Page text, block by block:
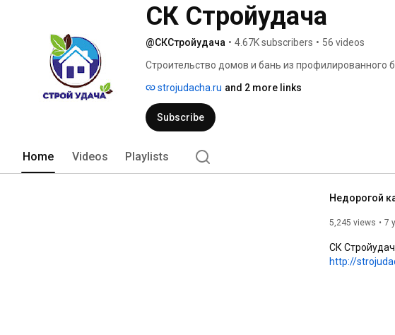
СК Стройудача
@СКСтройудача • 4.67K subscribers • 56 videos
Строительство домов и бань из профилированного
strojudacha.ru and 2 more links
Subscribe
Home Videos Playlists
Недорогой
5,245 views 7
http://